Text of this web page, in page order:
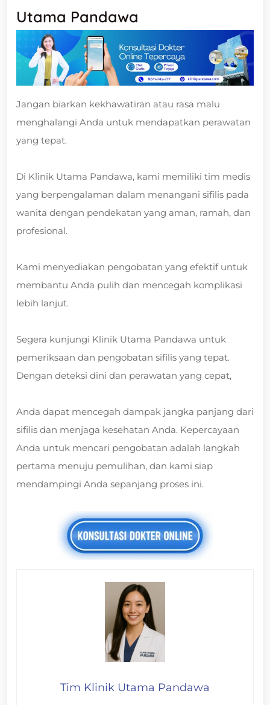
Utama Pandawa
Jangan biarkan kekhawatiran atau rasa malu
menghalangi Anda untuk mendapatkan perawatan
yang tepat.
Di Klinik Utama Pandawa, kami memiliki tim medis
yang berpengalaman dalam menangani sifilis pada
wanita dengan pendekatan yang aman, ramah, dan
profesional.
Kami menyediakan pengobatan yang efektif untuk
membantu Anda pulih dan mencegah komplikasi
lebih lanjut.
Segera kunjungi Klinik Utama Pandawa untuk
pemeriksaan dan pengobatan sifilis yang tepat.
Dengan deteksi dini dan perawatan yang cepat,
Anda dapat mencegah dampak jangka panjang dari
sifilis dan menjaga kesehatan Anda. Kepercayaan
Anda untuk mencari pengobatan adalah langkah
pertama menuju pemulihan, dan kami siap
mendampingi Anda sepanjang proses ini.
Tim Klinik Utama Pandawa